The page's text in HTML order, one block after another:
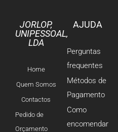
JORLOP,
UNIPESSOAL,
LDA
Home
Quem Somos
Contactos
Pedido de
Orçamento
AJUDA
Perguntas
frequentes
Métodos de
Pagamento
Como
encomendar